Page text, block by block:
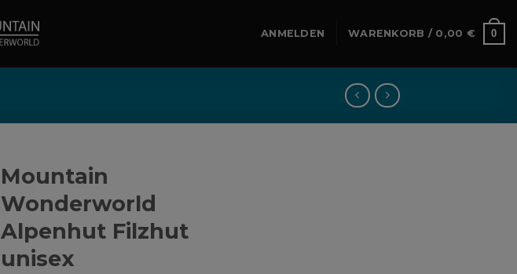
ANMELDEN WARENKORB / 0,00 € 0
Mountain
Wonderworld
Alpenhut Filzhut
unisex